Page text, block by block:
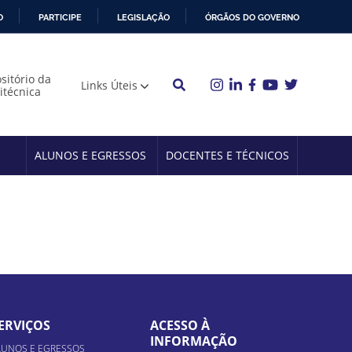
PARTICIPE LEGISLAÇÃO ÓRGÃOS DO GOVERNO
da
Links Úteis
ALUNOS E EGRESSOS DOCENTES E TÉCNICOS
E EGRESSOS
ACESSO À
INFORMAÇÃO